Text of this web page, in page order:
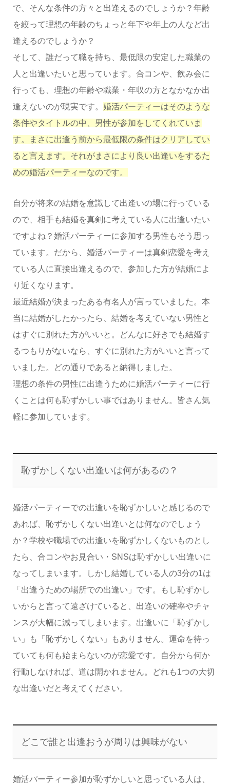
で、そんな条件の方々と出逢えるのでしょうか？年齢
を絞って理想の年齢のちょっと年下や年上の人など出
逢えるのでしょうか？
そして、誰だって職を持ち、最低限の安定した職業の
人と出逢いたいと思っています。合コンや、飲み会に
行っても、理想の年齢や職業・年収の方となかなか出
逢えないのが現実です。 婚活パーティーはそのような
条件やタイトルの中、男性が参加をしてくれていま
す。まさに出逢う前から最低限の条件はクリアしてい
ると言えます。それがまさにより良い出逢いをするた
めの婚活パーティーなのです。
自分が将来の結婚を意識して出逢いの場に行っている
ので、相手も結婚を真剣に考えている人に出逢いたい
ですよね？婚活パーティーに参加する男性もそう思っ
ています。だから、婚活パーティーは真剣恋愛を考え
ている人に直接出逢えるので、参加した方が結婚によ
り近くなります。
最近結婚が決まったある有名人が言っていました。本
当に結婚がしたかったら、結婚を考えていない男性と
はすぐに別れた方がいいと。どんなに好きでも結婚す
るつもりがないなら、すぐに別れた方がいいと言って
いました。どの通りであると納得しました。
理想の条件の男性に出逢うために婚活パーティーに行
くことは何も恥ずかしい事ではありません。皆さん気
軽に参加しています。
恥ずかしくない出逢いは何があるの？
婚活パーティーでの出逢いを恥ずかしいと感じるので
あれば、恥ずかしくない出逢いとは何なのでしょう
か？学校や職場での出逢いを恥ずかしくないものとし
たら、合コンやお見合い・SNSは恥ずかしい出逢いに
なってしまいます。しかし結婚している人の3分の1は
「出逢うための場所での出逢い」です。もし恥ずかし
いからと言って遠ざけていると、出逢いの確率やチャ
ンスが大幅に減ってしまいます。出逢いに「恥ずかし
い」も「恥ずかしくない」もありません。運命を待っ
ていても何も始まらないのが恋愛です。自分から何か
行動しなければ、道は開かれません。どれも1つの大切
な出逢いだと考えてください。
どこで誰と出逢おうが周りは興味がない
婚活パーティー参加が恥ずかしいと思っている人は、